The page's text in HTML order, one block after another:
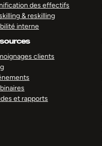
des effectifs
& reskilling
interne
clients
et rapports